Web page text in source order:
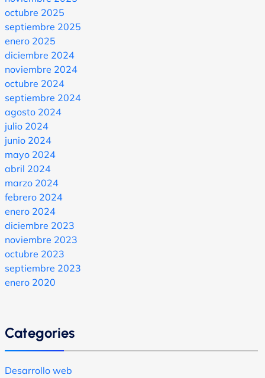
octubre 2025
septiembre 2025
enero 2025
diciembre 2024
noviembre 2024
octubre 2024
septiembre 2024
agosto 2024
julio 2024
junio 2024
mayo 2024
abril 2024
marzo 2024
febrero 2024
enero 2024
diciembre 2023
noviembre 2023
octubre 2023
septiembre 2023
enero 2020
Categories
Desarrollo web